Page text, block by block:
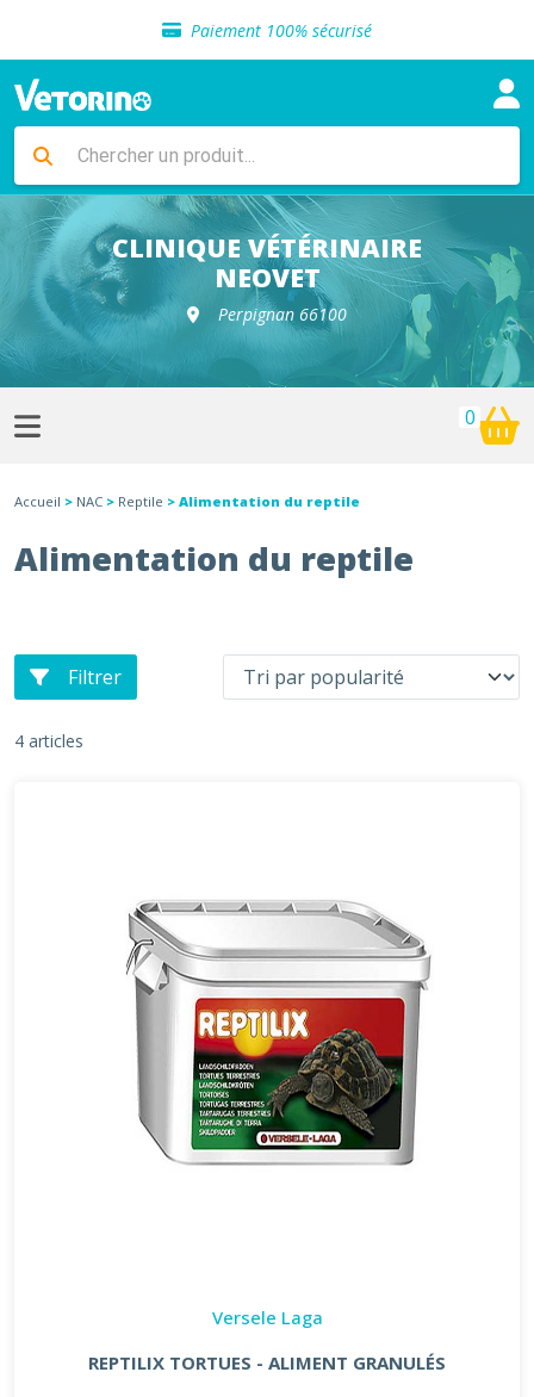
Paiement 100% sécurisé
Livraison gratuite en clinique vétérinaire
Sélection de croquettes vétérinaire
Livraison gratuite en clinique vétérinaire
Retour gratuit en clinique
Sélection de croquettes vétérinaire
CLINIQUE VÉTÉRINAIRE
NEOVET
Perpignan 66100
0
Accueil > NAC > Reptile > Alimentation du reptile
Alimentation du reptile
Filtrer
4 articles
Versele Laga
REPTILIX TORTUES - ALIMENT GRANULÉS